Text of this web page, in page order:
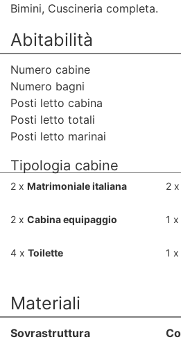
Bimini, Cuscineria completa.
Abitabilità
Numero cabine
Numero bagni
Posti letto cabina
Posti letto totali
Posti letto marinai
Tipologia cabine
2 x Matrimoniale italiana 2 x
2 x Cabina equipaggio 1 x
4 x Toilette 1 x
Materiali
Sovrastruttura